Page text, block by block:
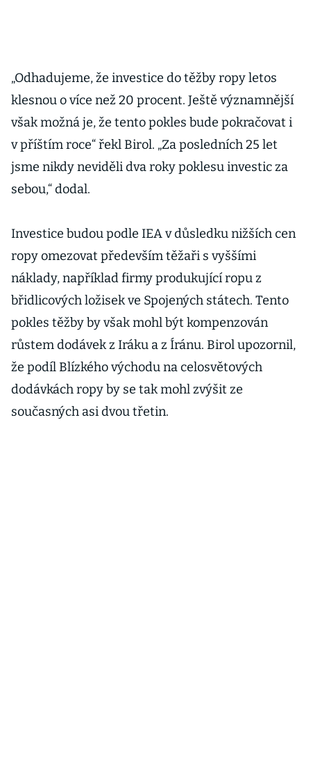
„Odhadujeme, že investice do těžby ropy letos
klesnou o více než 20 procent. Ještě významnější
však možná je, že tento pokles bude pokračovat i
v příštím roce“ řekl Birol. „Za posledních 25 let
jsme nikdy neviděli dva roky poklesu investic za
sebou,“ dodal.
Investice budou podle IEA v důsledku nižších cen
ropy omezovat především těžaři s vyššími
náklady, například firmy produkující ropu z
břidlicových ložisek ve Spojených státech. Tento
pokles těžby by však mohl být kompenzován
růstem dodávek z Iráku a z Íránu. Birol upozornil,
že podíl Blízkého východu na celosvětových
dodávkách ropy by se tak mohl zvýšit ze
současných asi dvou třetin.